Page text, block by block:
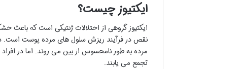
ایکتیوز چیست؟
ایکتیوز گروهی از اختلالات ژنتیکی است که
نقص در فرآیند ریزش سلول های مرده پوست است.
مرده به طور نامحسوس از بین می روند. اما در
تجمع می یابند.